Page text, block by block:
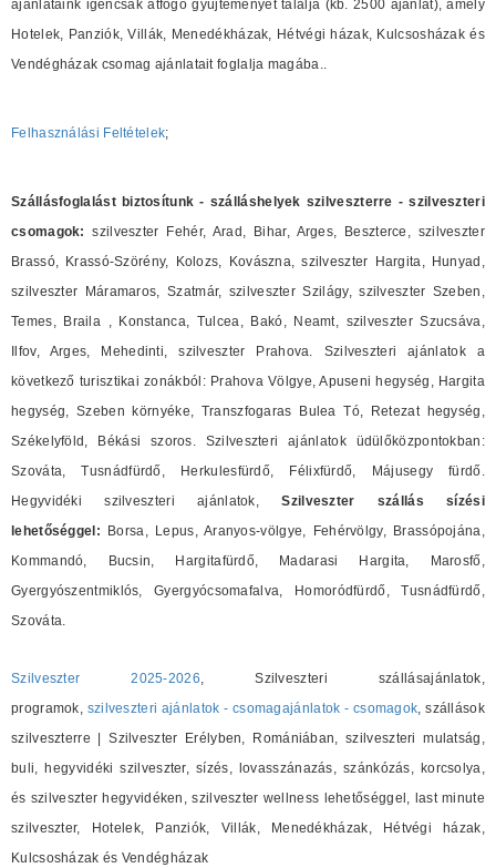
ajánlataink igencsak átfogó gyüjteményét találja (kb. 2500 ajánlat), amely
Hotelek, Panziók, Villák, Menedékházak, Hétvégi házak, Kulcsosházak és
Vendégházak csomag ajánlatait foglalja magába..
Felhasználási Feltételek;
Szállásfoglalást biztosítunk - szálláshelyek szilveszterre - szilveszteri
csomagok: szilveszter Fehér, Arad, Bihar, Arges, Beszterce, szilveszter
Brassó, Krassó-Szörény, Kolozs, Kovászna, szilveszter Hargita, Hunyad,
szilveszter Máramaros, Szatmár, szilveszter Szilágy, szilveszter Szeben,
Temes, Braila , Konstanca, Tulcea, Bakó, Neamt, szilveszter Szucsáva,
Ilfov, Arges, Mehedinti, szilveszter Prahova. Szilveszteri ajánlatok a
következő turisztikai zonákból: Prahova Völgye, Apuseni hegység, Hargita
hegység, Szeben környéke, Transzfogaras Bulea Tó, Retezat hegység,
Székelyföld, Békási szoros. Szilveszteri ajánlatok üdülőközpontokban:
Szováta, Tusnádfürdő, Herkulesfürdő, Félixfürdő, Májusegy fürdő.
Hegyvidéki szilveszteri ajánlatok,Szilveszter szállás sízési
lehetőséggel: Borsa, Lepus, Aranyos-völgye, Fehérvölgy, Brassópojána,
Kommandó, Bucsin, Hargitafürdő, Madarasi Hargita, Marosfő,
Gyergyószentmiklós, Gyergyócsomafalva, Homoródfürdő, Tusnádfürdő,
Szováta.
Szilveszter 2025-2026, Szilveszteri szállásajánlatok,
programok, szilveszteri ajánlatok - csomagajánlatok - csomagok, szállások
szilveszterre | Szilveszter Erélyben, Romániában, szilveszteri mulatság,
buli, hegyvidéki szilveszter, sízés, lovasszánazás, szánkózás, korcsolya,
és szilveszter hegyvidéken, szilveszter wellness lehetőséggel, last minute
szilveszter, Hotelek, Panziók, Villák, Menedékházak, Hétvégi házak,
Kulcsosházak és Vendégházak